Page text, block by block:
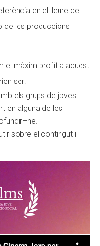
en el lleure de
de les produccions
el màxim profit a aquest
ser:
els grups de joves
en alguna de les
sobre el contingut i